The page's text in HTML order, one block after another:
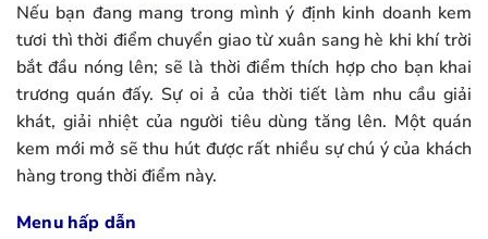
Nếu bạn đang mang trong mình ý định kinh doanh kem
tươi thì thời điểm chuyển giao từ xuân sang hè khi khí trời
bắt đầu nóng lên; sẽ là thời điểm thích hợp cho bạn khai
trương quán đấy. Sự oi ả của thời tiết làm nhu cầu giải
khát, giải nhiệt của người tiêu dùng tăng lên. Một quán
kem mới mở sẽ thu hút được rất nhiều sự chú ý của khách
hàng trong thời điểm này.
Menu hấp dẫn